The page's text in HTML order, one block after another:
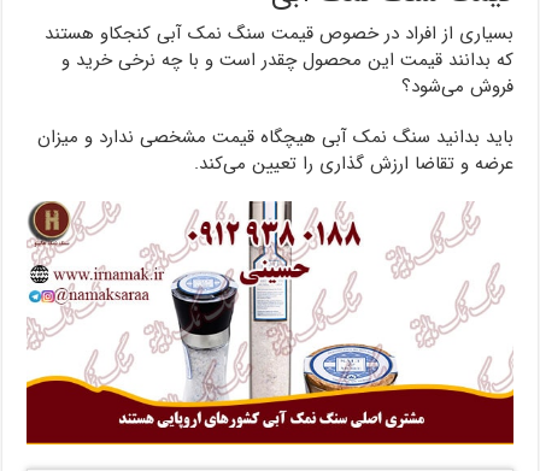
بسیاری از افراد در خصوص قیمت سنگ نمک آبی کنجکاو هستند
که بدانند قیمت این محصول چقدر است و با چه نرخی خرید و
فروش می‌شود؟
باید بدانید سنگ نمک آبی هیچگاه قیمت مشخصی ندارد و میزان
عرضه و تقاضا ارزش گذاری را تعیین می‌کند.